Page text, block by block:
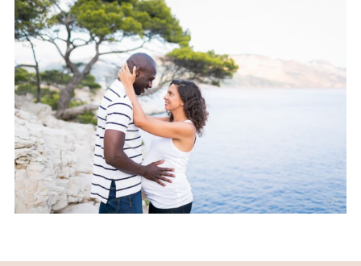
Grossesse – Estelle 7e mois –
Cassis (13)